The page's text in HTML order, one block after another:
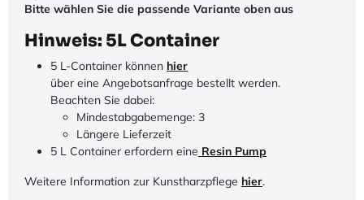
Bitte wählen Sie die passende Variante oben aus
Hinweis: 5L Container
5 L-Container können hier
über eine Angebotsanfrage bestellt werden.
Beachten Sie dabei:
Mindestabgabemenge: 3
Längere Lieferzeit
5 L Container erfordern eine Resin Pump
Weitere Information zur Kunstharzpflege hier.